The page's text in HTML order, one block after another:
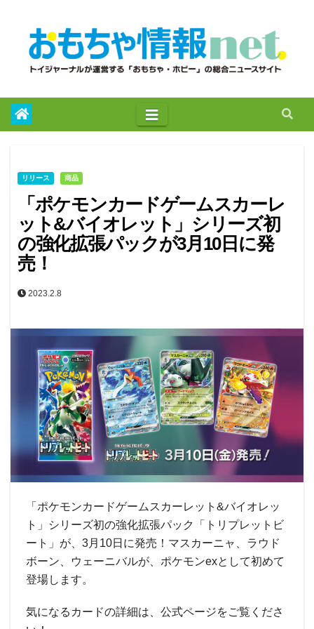
リリース 商品
「ポケモンカードゲームスカーレ
ット&バイオレット」シリーズ初
の強化拡張パックが3月10日に発
売！
2023.2.8
「ポケモンカードゲームスカーレット&バイオレッ
ト」シリーズ初の強化拡張パック「トリプレットビ
ート」が、3月10日に発売！マスカーニャ、ラウド
ボーン、ウェーニバルが、ポケモンexとして初めて
登場します。
気になるカードの詳細は、公式ページをご覧くださ